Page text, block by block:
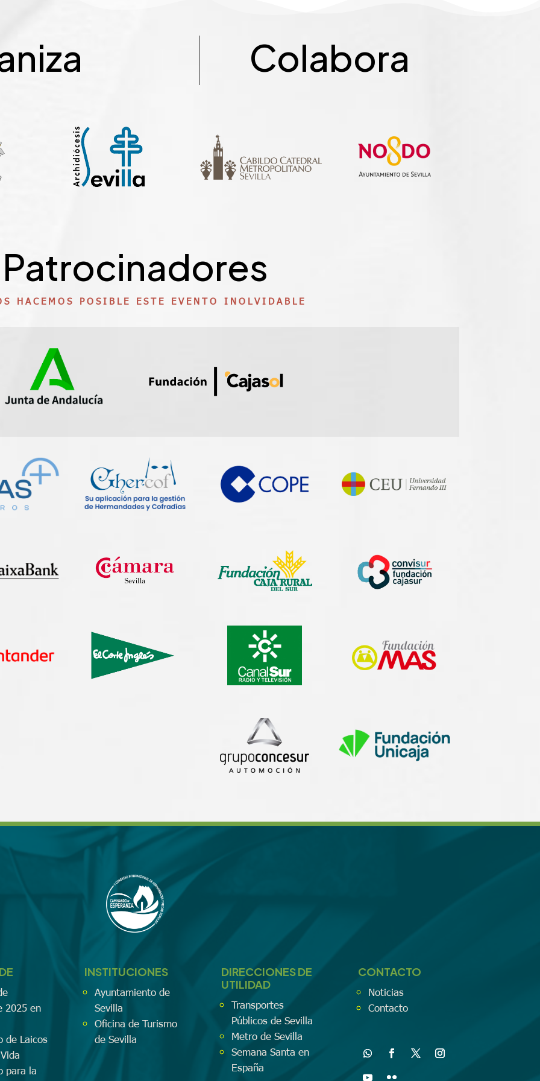
Colabora
Patrocinadores
HACEMOS POSIBLE ESTE EVENTO INOLVIDABLE
2025 en
de Laicos
para la
INSTITUCIONES
Ayuntamiento de
Sevilla
Oficina de Turismo
de Sevilla
DIRECCIONES DE
UTILIDAD
Transportes
Públicos de Sevilla
Metro de Sevilla
Semana Santa en
España
CONTACTO
Noticias
Contacto